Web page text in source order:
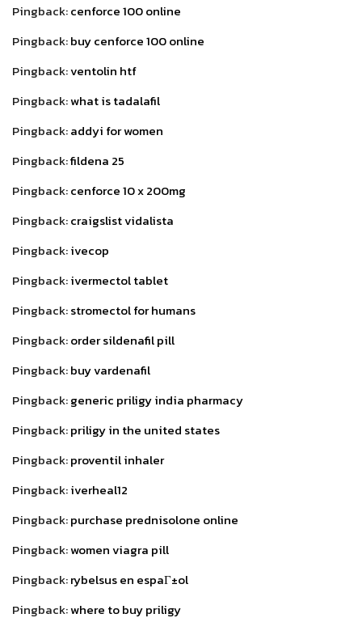
Pingback:cenforce 100 online
Pingback:buy cenforce 100 online
Pingback:ventolin htf
Pingback:what is tadalafil
Pingback:addyi for women
Pingback:fildena 25
Pingback:cenforce 10 x 200mg
Pingback:craigslist vidalista
Pingback:ivecop
Pingback:ivermectol tablet
Pingback:stromectol for humans
Pingback:order sildenafil pill
Pingback:buy vardenafil
Pingback:generic priligy india pharmacy
Pingback:priligy in the united states
Pingback:proventil inhaler
Pingback:iverheal12
Pingback:purchase prednisolone online
Pingback:women viagra pill
Pingback:rybelsus en espaГ±ol
Pingback:where to buy priligy